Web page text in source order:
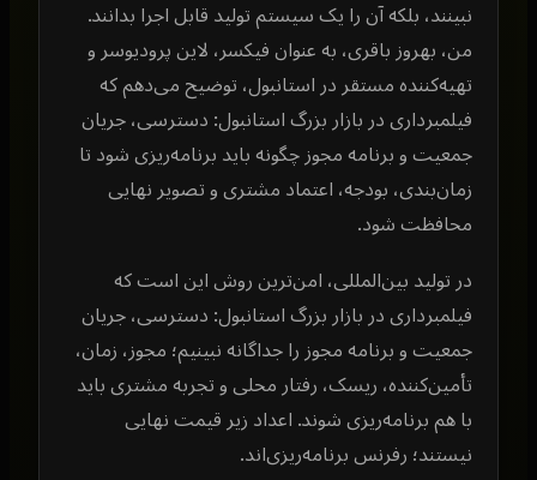
نبینند، بلکه آن را یک سیستم تولید قابل اجرا بدانند.
من، بهروز باقری، به عنوان فیکسر، لاین پرودیوسر و
تهیه‌کننده مستقر در استانبول، توضیح می‌دهم که
فیلمبرداری در بازار بزرگ استانبول: دسترسی، جریان
جمعیت و برنامه مجوز چگونه باید برنامه‌ریزی شود تا
زمان‌بندی، بودجه، اعتماد مشتری و تصویر نهایی
محافظت شود.
در تولید بین‌المللی، امن‌ترین روش این است که
فیلمبرداری در بازار بزرگ استانبول: دسترسی، جریان
جمعیت و برنامه مجوز را جداگانه نبینیم؛ مجوز، زمان،
تأمین‌کننده، ریسک، رفتار محلی و تجربه مشتری باید
با هم برنامه‌ریزی شوند. اعداد زیر قیمت نهایی
نیستند؛ رفرنس برنامه‌ریزی‌اند.